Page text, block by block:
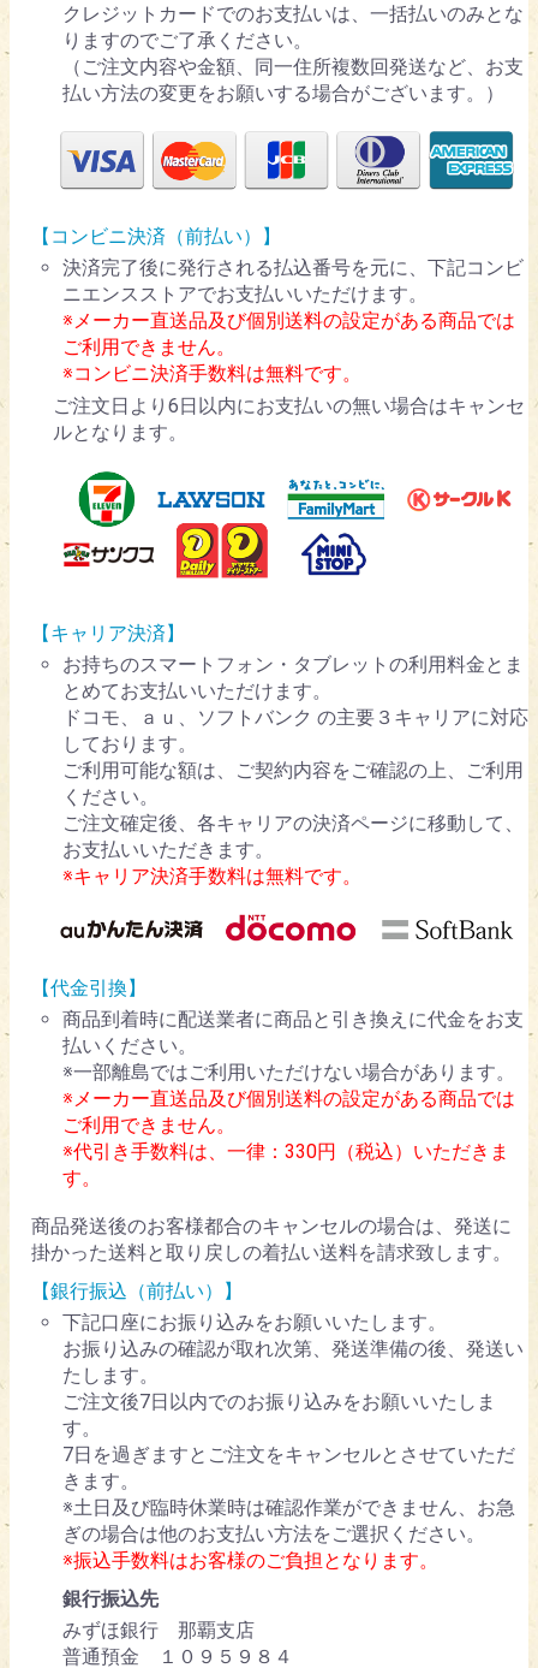
クレジットカードでのお支払いは、一括払いのみとな
りますのでご了承ください。
（ご注文内容や金額、同一住所複数回発送など、お支
払い方法の変更をお願いする場合がございます。）
【コンビニ決済（前払い）】
決済完了後に発行される払込番号を元に、下記コンビ
ニエンスストアでお支払いいただけます。
※メーカー直送品及び個別送料の設定がある商品では
ご利用できません。
※コンビニ決済手数料は無料です。
ご注文日より6日以内にお支払いの無い場合はキャンセ
ルとなります。
【キャリア決済】
お持ちのスマートフォン・タブレットの利用料金とま
とめてお支払いいただけます。
ドコモ、ａｕ、ソフトバンク の主要３キャリアに対応
しております。
ご利用可能な額は、ご契約内容をご確認の上、ご利用
ください。
ご注文確定後、各キャリアの決済ページに移動して、
お支払いいただきます。
※キャリア決済手数料は無料です。
【代金引換】
商品到着時に配送業者に商品と引き換えに代金をお支
払いください。
※一部離島ではご利用いただけない場合があります。
※メーカー直送品及び個別送料の設定がある商品では
ご利用できません。
※代引き手数料は、一律：330円（税込）いただきま
す。
商品発送後のお客様都合のキャンセルの場合は、発送に
掛かった送料と取り戻しの着払い送料を請求致します。
【銀行振込（前払い）】
下記口座にお振り込みをお願いいたします。
お振り込みの確認が取れ次第、発送準備の後、発送い
たします。
ご注文後7日以内でのお振り込みをお願いいたしま
す。
7日を過ぎますとご注文をキャンセルとさせていただ
きます。
※土日及び臨時休業時は確認作業ができません、お急
ぎの場合は他のお支払い方法をご選択ください。
※振込手数料はお客様のご負担となります。
銀行振込先
みずほ銀行 那覇支店
普通預金 １０９５９８４